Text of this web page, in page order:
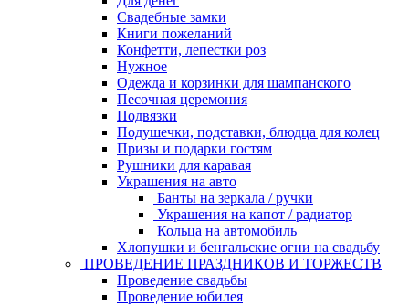
Свадебные замки
Книги пожеланий
Конфетти, лепестки роз
Нужное
Одежда и корзинки для шампанского
Песочная церемония
Подвязки
Подушечки, подставки, блюдца для колец
Призы и подарки гостям
Рушники для каравая
Украшения на авто
Банты на зеркала / ручки
Украшения на капот / радиатор
Кольца на автомобиль
Хлопушки и бенгальские огни на свадьбу
ПРОВЕДЕНИЕ ПРАЗДНИКОВ И ТОРЖЕСТВ
Проведение свадьбы
Проведение юбилея